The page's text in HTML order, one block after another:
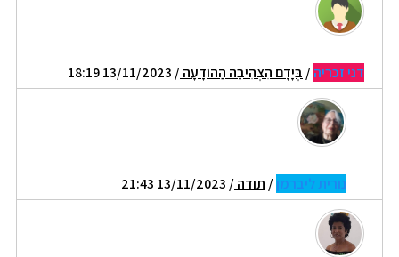
דני זכריה/ בְּיָדָם הִצְהִיבָה הַהוֹדָעָה/ 13/11/2023 18:19
נורית ליברמן/ תודה/ 13/11/2023 21:43